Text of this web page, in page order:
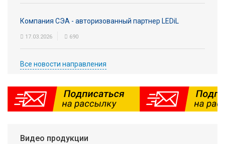
Компания СЭА - авторизованный партнер LEDiL
17.03.2026 690
Все новости направления
Видео продукции